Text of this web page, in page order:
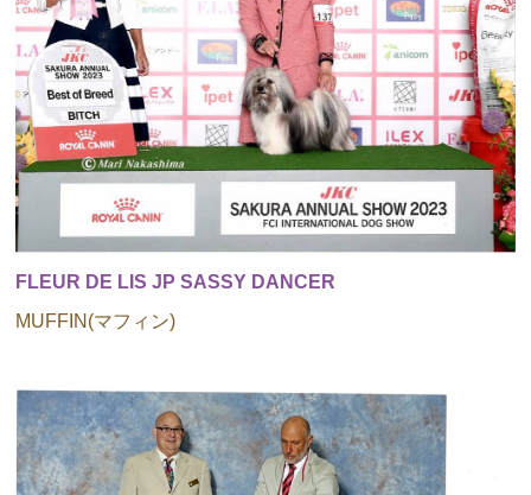
FLEUR DE LIS JP SASSY DANCER
MUFFIN(マフィン)